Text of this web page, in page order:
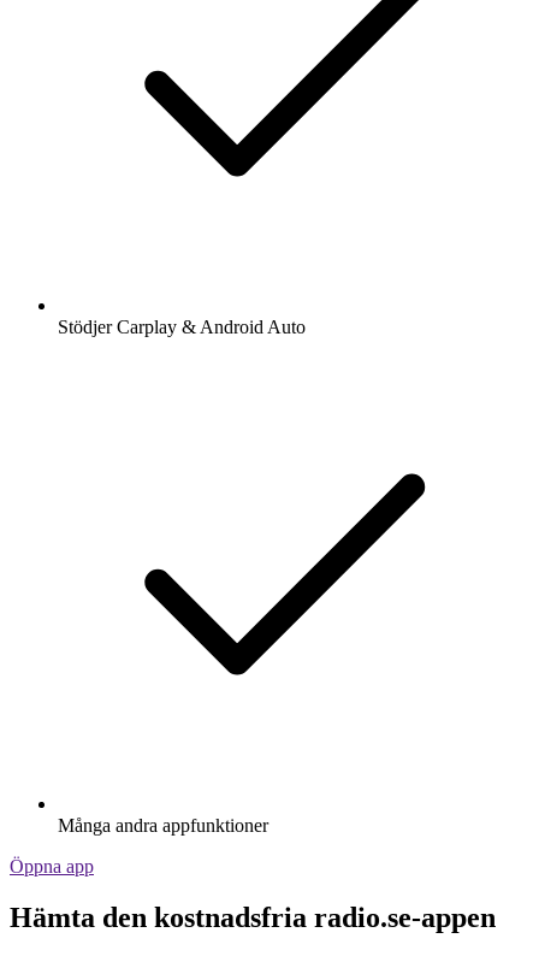
Stödjer Carplay & Android Auto
Många andra appfunktioner
Öppna app
Hämta den kostnadsfria radio.se-appen